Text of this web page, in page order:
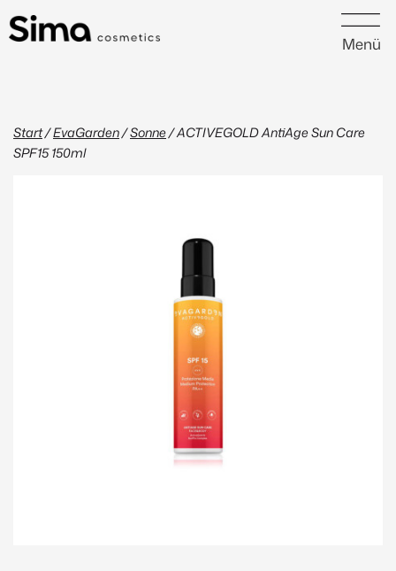
Menü
Start/EvaGarden/Sonne/ ACTIVEGOLD AntiAge Sun Care
SPF15 150ml